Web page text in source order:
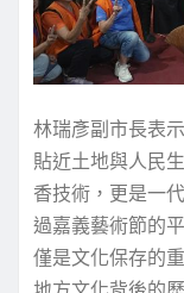
林瑞彥副市長表
貼近土地與人民
香技術，更是一
過嘉義藝術節的
僅是文化保存的